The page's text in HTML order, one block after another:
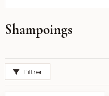
Shampoings
Filtrer